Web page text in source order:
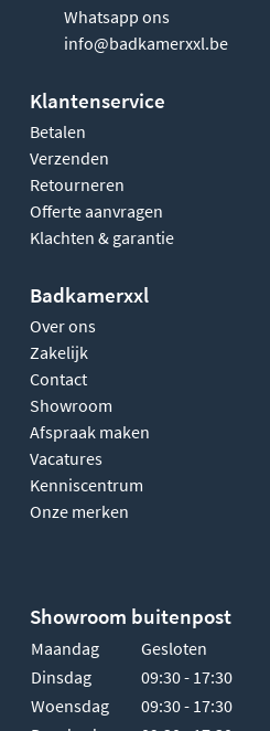
Whatsapp ons
info@badkamerxxl.be
Klantenservice
Betalen
Verzenden
Retourneren
Offerte aanvragen
Klachten & garantie
Badkamerxxl
Over ons
Zakelijk
Contact
Showroom
Afspraak maken
Vacatures
Kenniscentrum
Onze merken
Showroom buitenpost
Maandag
Gesloten
Dinsdag
09:30 - 17:30
Woensdag
09:30 - 17:30